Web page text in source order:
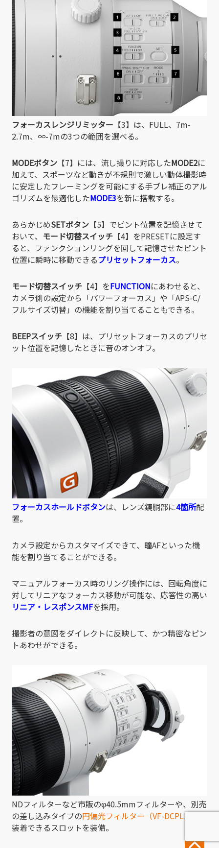
フォーカスレンジリミッター 【3】は、FULL、7m-
2.7m、∞-7mの3つの範囲を選べる。
MODEボタン 【7】には、流し撮りに対応したMODE2に
加えて、スポーツなど動きが不規則で激しい動体撮影時
に安定したフレーミングを可能にする手ブレ補正のアル
ゴリズムを最適化したMODE3を新に搭載する。
あらかじめSETボタン 【5】でピント位置を記憶させて
おいて、 モード切替スイッチ 【4】をPRESETに設定す
ると、ファンクションリングを回して記憶させたピント
位置に瞬時に移動できるプリセットフォーカス。
モード切替スイッチ 【4】をFUNCTIONにあわせると、
カメラ側の設定から「パワーフォーカス」や「APS-C/
フルサイズ切替」の機能を割り当てることもできる。
BEEPスイッチ 【8】は、プリセットフォーカスのプリセ
ット位置を記憶したときに音のオンオフ。
フォーカスホールドボタンは、レンズ鏡胴部に4箇所配
置。
カメラ設定からカスタマイズできて、瞳AFといった機
能を割り当てることができる。
マニュアルフォーカス時のリング操作には、回転角度に
対してリニアなフォーカス移動が可能な、応答性の高い
リニア・レスポンスMFを採用。
撮影者の意図をダイレクトに反映して、かつ精密なピン
トあわせができる。
NDフィルターなど市販のφ40.5mmフィルターや、別売
の差し込みタイプの円偏光フィルター（VF-DCPL1）を
装着できるスロットを装備。